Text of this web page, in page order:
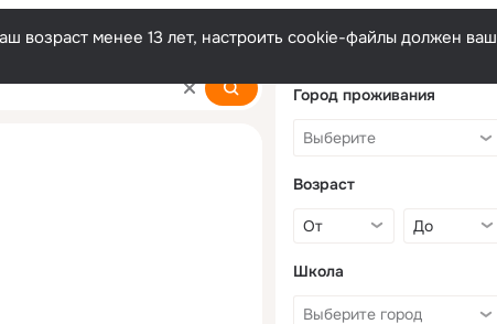
возраст менее 13 лет, настроить cookie-файлы должен ваш
Город проживания
Возраст
Школа